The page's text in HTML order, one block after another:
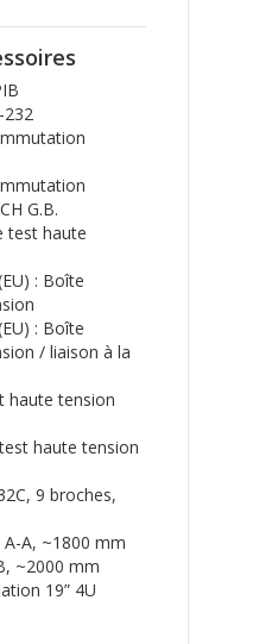
232
G.B.
test haute
: Boîte
: Boîte
/ liaison à la
haute tension
haute tension
9 broches,
A-A, ~1800 mm
~2000 mm
19” 4U